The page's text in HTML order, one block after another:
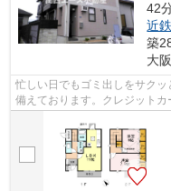
42
近
築
大
忙しい日でもゴミ出しをサク
備えております。クレジット